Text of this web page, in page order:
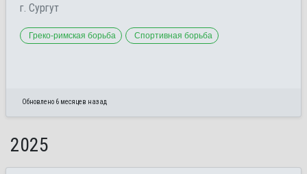
г. Сургут
Греко-римская борьба Спортивная борьба
Обновлено 6 месяцев назад
2025